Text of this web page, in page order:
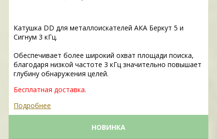
Катушка DD для металлоискателей АКА Беркут 5 и
Сигнум 3 кГц.
Обеспечивает более широкий охват площади поиска,
благодаря низкой частоте 3 кГц значительно повышает
глубину обнаружения целей.
Бесплатная доставка.
Подробнее
НОВИНКА